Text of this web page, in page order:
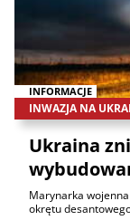
INFORMACJE
INWAZJA NA
Ukraina
Marynarka
okrętu